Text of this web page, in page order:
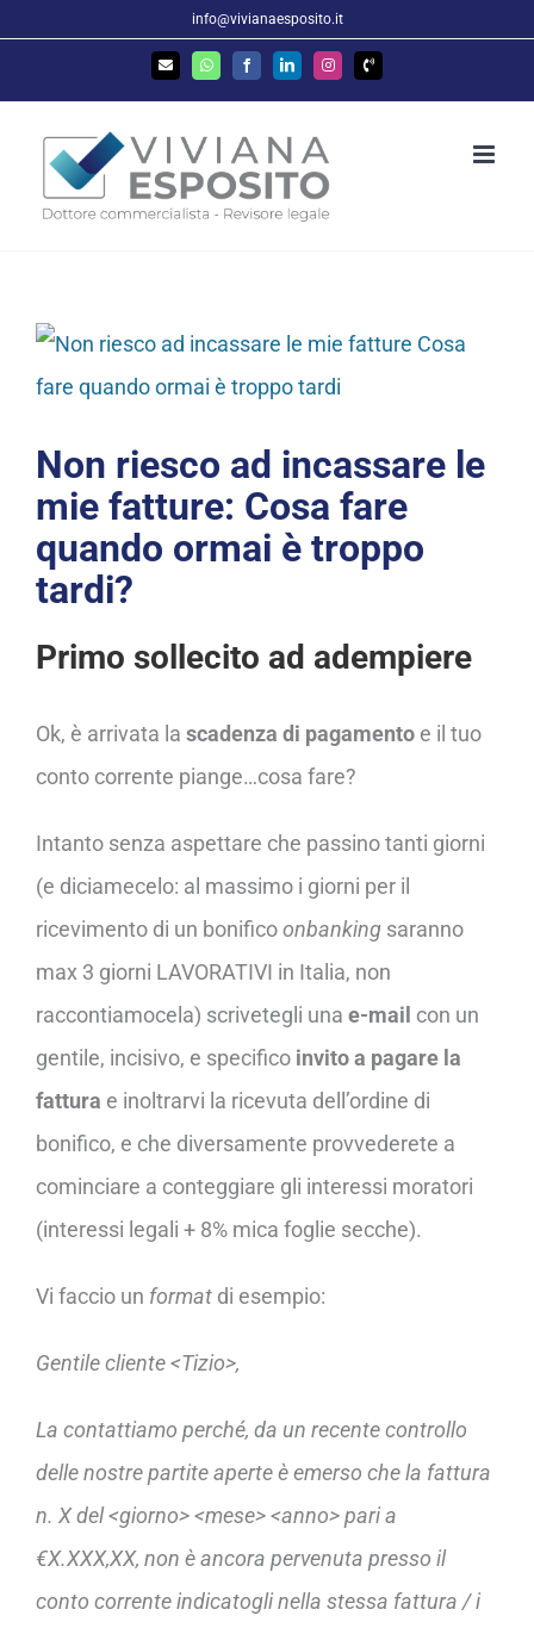
contenuto
info@vivianaesposito.it
Email WhatsAppFacebookLinkedInInstagramPhone
Ingrandisci
immagine
Non riesco ad incassare le
mie fatture: Cosa fare
quando ormai è troppo
tardi?
Primo sollecito ad adempiere
Ok, è arrivata la scadenza di pagamento e il tuo
conto corrente piange…cosa fare?
Intanto senza aspettare che passino tanti giorni
(e diciamecelo: al massimo i giorni per il
ricevimento di un bonificoonbanking saranno
max 3 giorni LAVORATIVI in Italia, non
raccontiamocela) scrivetegli una e-mail con un
gentile, incisivo, e specifico invito a pagare la
fattura e inoltrarvi la ricevuta dell’ordine di
bonifico, e che diversamente provvederete a
cominciare a conteggiare gli interessi moratori
(interessi legali + 8% mica foglie secche).
Vi faccio un format di esempio:
Gentile cliente <Tizio>,
La contattiamo perché, da un recente controllo
delle nostre partite aperte è emerso che la fattura
n. X del <giorno> <mese> <anno> pari a
€X.XXX,XX, non è ancora pervenuta presso il
conto corrente indicatogli nella stessa fattura / i